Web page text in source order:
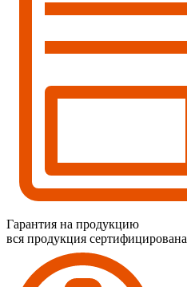
Гарантия на продукцию
вся продукция сертифицирована